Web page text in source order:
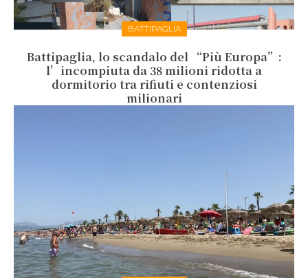
BATTIPAGLIA
Battipaglia, lo scandalo del “Più Europa”:
l’incompiuta da 38 milioni ridotta a
dormitorio tra rifiuti e contenziosi
milionari